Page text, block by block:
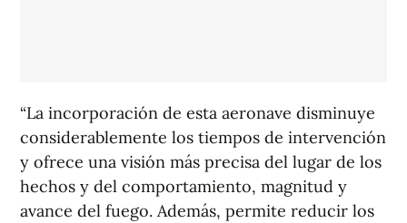
“La incorporación de esta aeronave disminuye
considerablemente los tiempos de intervención
y ofrece una visión más precisa del lugar de los
hechos y del comportamiento, magnitud y
avance del fuego. Además, permite reducir los